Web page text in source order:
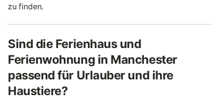
zu finden.
Sind die Ferienhaus und
Ferienwohnung in Manchester
passend für Urlauber und ihre
Haustiere?